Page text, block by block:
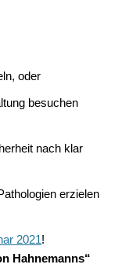
oder
besuchen
nach klar
erzielen
2021!
Hahnemanns“